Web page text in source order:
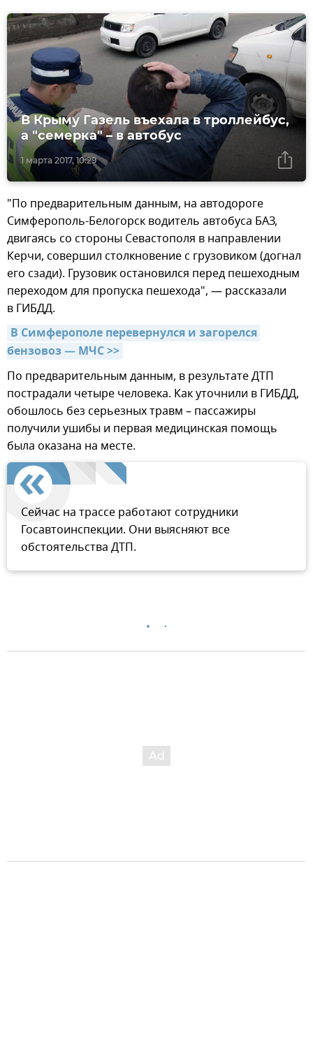
1 марта 2017, 10:29
В Крыму Газель въехала в троллейбус,
а "семерка" – в автобус
"По предварительным данным, на автодороге
Симферополь-Белогорск водитель автобуса БАЗ,
двигаясь со стороны Севастополя в направлении
Керчи, совершил столкновение с грузовиком (догнал
его сзади). Грузовик остановился перед пешеходным
переходом для пропуска пешехода", — рассказали
в ГИБДД.
В Симферополе перевернулся и загорелся
бензовоз — МЧС >>
По предварительным данным, в результате ДТП
пострадали четыре человека. Как уточнили в ГИБДД,
обошлось без серьезных травм – пассажиры
получили ушибы и первая медицинская помощь
была оказана на месте.
Сейчас на трассе работают сотрудники
Госавтоинспекции. Они выясняют все
обстоятельства ДТП.